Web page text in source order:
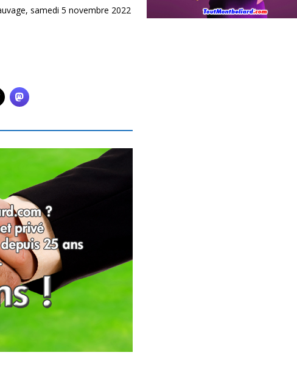
samedi 5 novembre 2022